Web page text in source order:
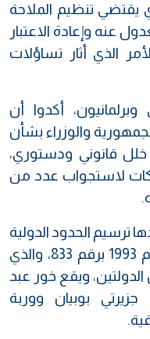
يقتضي تنظيم الملاحة
عنه وإعادة الاعتبار
الذي أثار تساؤلات
أكدوا أن
والوزراء بشأن
خلل قانوني ودستوري،
لاستجواب عدد من
توقف عندها ترسيم الحدود الدولية
الصادر من مجلس الأمن في عام 1993 برقم 833، والذي
الدولتين، ويقع خور عبد
بوبيان ووربة